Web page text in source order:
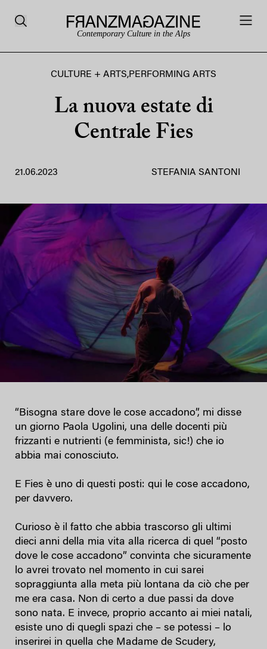
Contemporary Culture in the Alps
CULTURE + ARTS,PERFORMING ARTS
La nuova estate di
Centrale Fies
21.06.2023 STEFANIA SANTONI
“Bisogna stare dove le cose accadono”, mi disse
un giorno Paola Ugolini, una delle docenti più
frizzanti e nutrienti (e femminista, sic!) che io
abbia mai conosciuto.
E Fies è uno di questi posti: qui le cose accadono,
per davvero.
Curioso è il fatto che abbia trascorso gli ultimi
dieci anni della mia vita alla ricerca di quel “posto
dove le cose accadono” convinta che sicuramente
lo avrei trovato nel momento in cui sarei
sopraggiunta alla meta più lontana da ciò che per
me era casa. Non di certo a due passi da dove
sono nata. E invece, proprio accanto ai miei natali,
esiste uno di quegli spazi che – se potessi – lo
inserirei in quella che Madame de Scudery,